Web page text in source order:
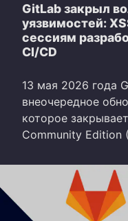
GitLab закрыл
уязвимостей:
сессиям
CI/CD
13 мая 2026 года
внеочередное
которое
Community Edition